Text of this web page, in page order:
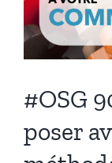
#OSG
poser